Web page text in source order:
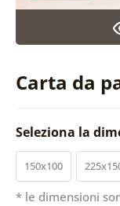
Carta da
Seleziona la
150x100
* le dimensioni